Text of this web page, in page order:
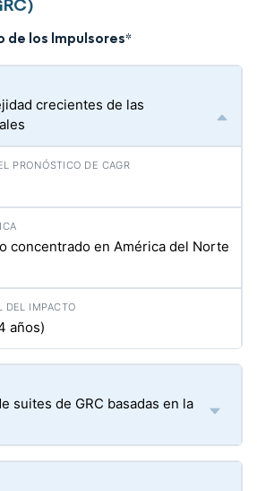
de los Impulsores*
crecientes de las
concentrado en América del Norte
años)
suites de GRC basadas en la